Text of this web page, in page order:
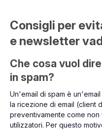
Consigli per
e newsletter
Che cosa vuol
in spam?
Un'email di spam è
la ricezione di email (client
preventivamente come
utilizzatori. Per questo